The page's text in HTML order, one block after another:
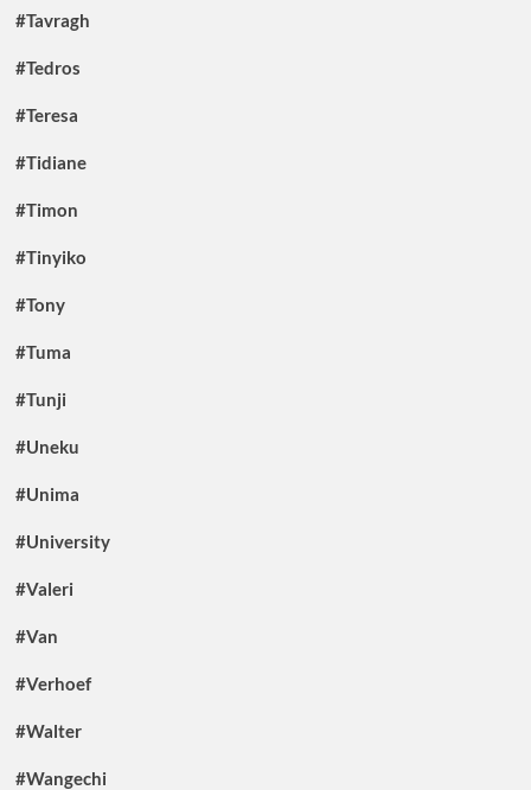
#Tavragh
#Tedros
#Teresa
#Tidiane
#Timon
#Tinyiko
#Tony
#Tuma
#Tunji
#Uneku
#Unima
#University
#Valeri
#Van
#Verhoef
#Walter
#Wangechi